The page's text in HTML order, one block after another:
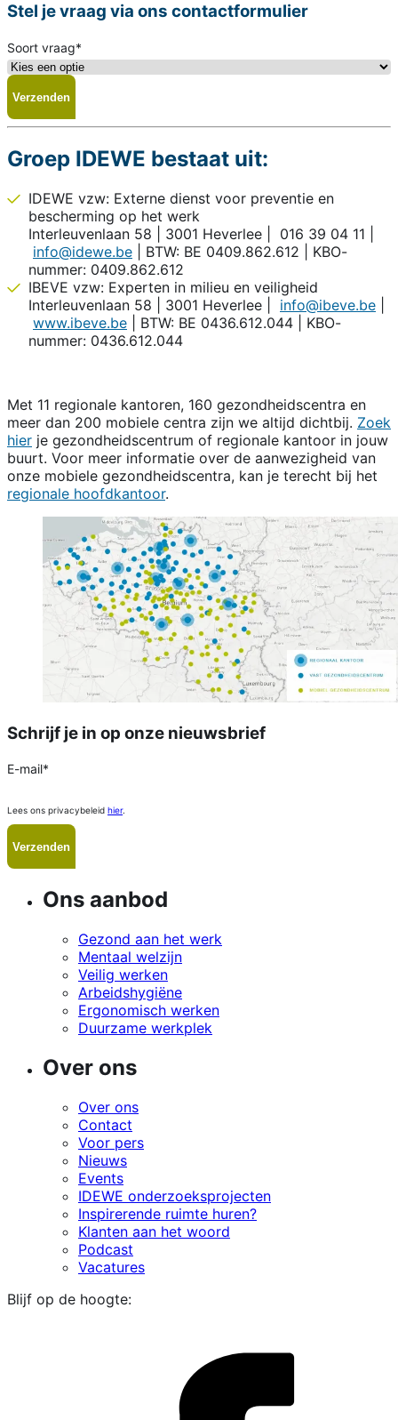
Stel je vraag via ons contactformulier
Soort vraag*
Groep IDEWE bestaat uit:
IDEWE vzw: Externe dienst voor preventie en
bescherming op het werk
Interleuvenlaan 58 | 3001 Heverlee | 016 39 04 11 |
info@idewe.be | BTW: BE 0409.862.612 | KBO-
nummer: 0409.862.612
IBEVE vzw: Experten in milieu en veiligheid
Interleuvenlaan 58 | 3001 Heverlee | info@ibeve.be
www.ibeve.be | BTW: BE 0436.612.044 | KBO-
nummer: 0436.612.044
Met 11 regionale kantoren, 160 gezondheidscentra en
meer dan 200 mobiele centra zijn we altijd dichtbij. Zoek
hier je gezondheidscentrum of regionale kantoor in jouw
buurt. Voor meer informatie over de aanwezigheid van
onze mobiele gezondheidscentra, kan je terecht bij het
regionale hoofdkantoor.
Schrijf je in op onze nieuwsbrief
E-mail*
Lees ons privacybeleid hier.
Ons aanbod
Gezond aan het werk
Mentaal welzijn
Veilig werken
Arbeidshygiëne
Ergonomisch werken
Duurzame werkplek
Over ons
Over ons
Contact
Voor pers
Nieuws
Events
IDEWE onderzoeksprojecten
Inspirerende ruimte huren?
Klanten aan het woord
Podcast
Vacatures
Blijf op de hoogte: